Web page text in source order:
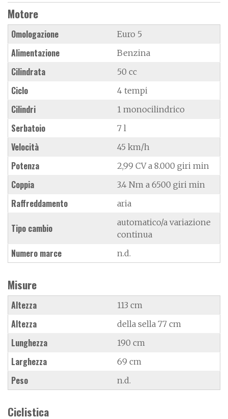
Motore
Omologazione Euro 5
Alimentazione Benzina
Cilindrata 50 cc
Ciclo 4 tempi
Cilindri 1 monocilindrico
Serbatoio 7 l
Velocità 45 km/h
Potenza 2,99 CV a 8.000 giri min
Coppia 3.4 Nm a 6500 giri min
Raffreddamento aria
Tipo cambio
automatico/a variazione
continua
Numero marce n.d.
Misure
Altezza 113 cm
Altezza della sella 77 cm
Lunghezza 190 cm
Larghezza 69 cm
Peso n.d.
Ciclistica